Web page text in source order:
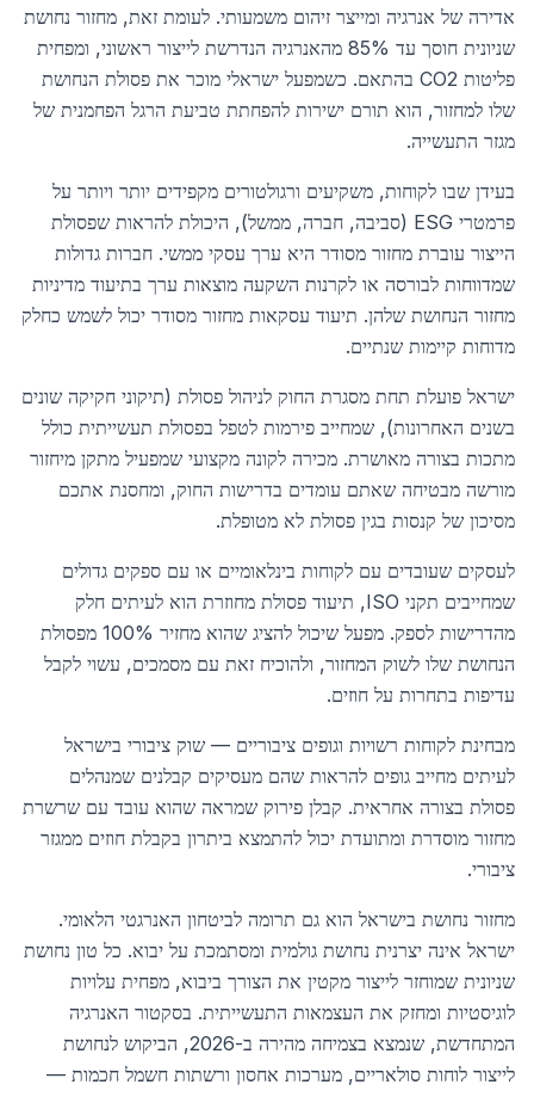
אדירה של אנרגיה ומייצר זיהום משמעותי. לעומת זאת, מחזור נחושת
שניונית חוסך עד 85% מהאנרגיה הנדרשת לייצור ראשוני, ומפחית
פליטות CO2 בהתאם. כשמפעל ישראלי מוכר את פסולת הנחושת
שלו למחזור, הוא תורם ישירות להפחתת טביעת הרגל הפחמנית של
מגזר התעשייה.
בעידן שבו לקוחות, משקיעים ורגולטורים מקפידים יותר ויותר על
פרמטרי ESG (סביבה, חברה, ממשל), היכולת להראות שפסולת
הייצור עוברת מחזור מסודר היא ערך עסקי ממשי. חברות גדולות
שמדווחות לבורסה או לקרנות השקעה מוצאות ערך בתיעוד מדיניות
מחזור הנחושת שלהן. תיעוד עסקאות מחזור מסודר יכול לשמש כחלק
מדוחות קיימות שנתיים.
ישראל פועלת תחת מסגרת החוק לניהול פסולת (תיקוני חקיקה שונים
בשנים האחרונות), שמחייב פירמות לטפל בפסולת תעשייתית כולל
מתכות בצורה מאושרת. מכירה לקונה מקצועי שמפעיל מתקן מיחזור
מורשה מבטיחה שאתם עומדים בדרישות החוק, ומחסנת אתכם
מסיכון של קנסות בגין פסולת לא מטופלת.
לעסקים שעובדים עם לקוחות בינלאומיים או עם ספקים גדולים
שמחייבים תקני ISO, תיעוד פסולת מחוזרת הוא לעיתים חלק
מהדרישות לספק. מפעל שיכול להציג שהוא מחזיר 100% מפסולת
הנחושת שלו לשוק המחזור, ולהוכיח זאת עם מסמכים, עשוי לקבל
עדיפות בתחרות על חוזים.
מבחינת לקוחות רשויות וגופים ציבוריים — שוק ציבורי בישראל
לעיתים מחייב גופים להראות שהם מעסיקים קבלנים שמנהלים
פסולת בצורה אחראית. קבלן פירוק שמראה שהוא עובד עם שרשרת
מחזור מוסדרת ומתועדת יכול להתמצא ביתרון בקבלת חוזים ממגזר
ציבורי.
מחזור נחושת בישראל הוא גם תרומה לביטחון האנרגטי הלאומי.
ישראל אינה יצרנית נחושת גולמית ומסתמכת על יבוא. כל טון נחושת
שניונית שמוחזר לייצור מקטין את הצורך ביבוא, מפחית עלויות
לוגיסטיות ומחזק את העצמאות התעשייתית. בסקטור האנרגיה
המתחדשת, שנמצא בצמיחה מהירה ב-2026, הביקוש לנחושת
לייצור לוחות סולאריים, מערכות אחסון ורשתות חשמל חכמות —